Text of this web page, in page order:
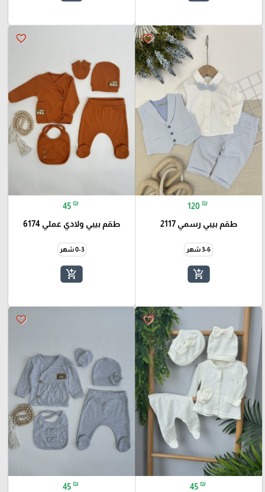
favorite_border
120 ₪
طقم بيبي رسمي 2117
3-6 شهر
add_shopping_cart
favorite_border
45 ₪
طقم بيبي ولادي عملي 6174
0-3 شهر
add_shopping_cart
favorite_border
45 ₪
favorite_border
45 ₪